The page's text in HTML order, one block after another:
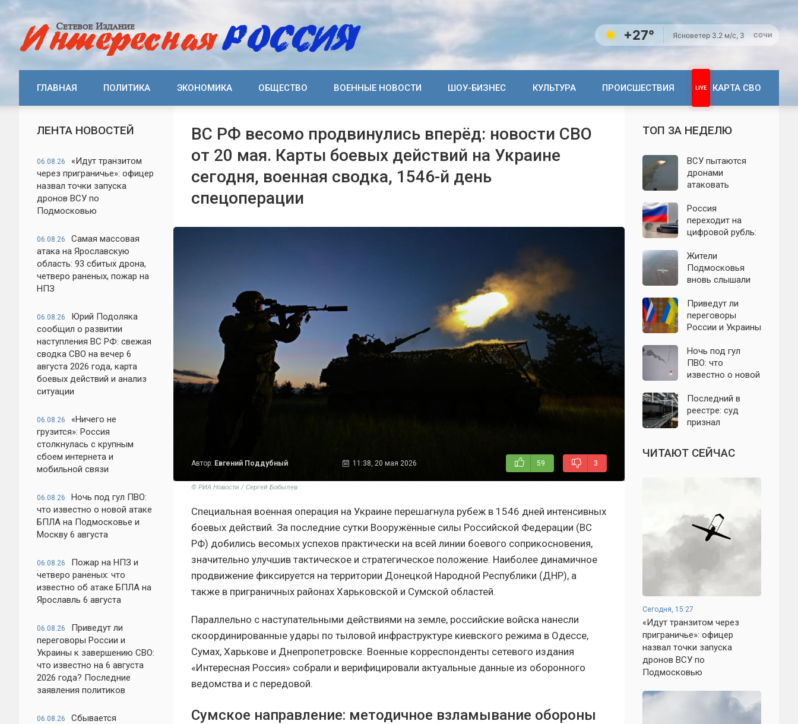
+27° Ясноветер 3.2 м/с, З СОЧИ
ГЛАВНАЯ ПОЛИТИКА ЭКОНОМИКА ОБЩЕСТВО ВОЕННЫЕ НОВОСТИ ШОУ-БИЗНЕС КУЛЬТУРА ПРОИСШЕСТВИЯ КАРТА СВО
ЛЕНТА НОВОСТЕЙ
06.08.26
«Идут транзитом
через приграничье»: офицер
назвал точки запуска
дронов ВСУ по
Подмосковью
06.08.26
Самая массовая
атака на Ярославскую
область: 93 сбитых дрона,
четверо раненых, пожар на
НПЗ
06.08.26
Юрий Подоляка
сообщил о развитии
наступления ВС РФ: свежая
сводка СВО на вечер 6
августа 2026 года, карта
боевых действий и анализ
ситуации
06.08.26
«Ничего не
грузится»: Россия
столкнулась с крупным
сбоем интернета и
мобильной связи
06.08.26
Ночь под гул ПВО:
что известно о новой атаке
БПЛА на Подмосковье и
Москву 6 августа
06.08.26
Пожар на НПЗ и
четверо раненых: что
известно об атаке БПЛА на
Ярославль 6 августа
06.08.26
Приведут ли
переговоры России и
Украины к завершению СВО:
что известно на 6 августа
2026 года? Последние
заявления политиков
06.08.26
Сбывается
ВС РФ весомо продвинулись вперёд: новости СВО
от 20 мая. Карты боевых действий на Украине
сегодня, военная сводка, 1546-й день
спецоперации
Автор: Евгений Поддубный 11:38, 20 мая 2026 59 3
© РИА Новости / Сергей Бобылев
Специальная военная операция на Украине перешагнула рубеж в 1546 дней интенсивных
боевых действий. За последние сутки Вооружённые силы Российской Федерации (ВС
РФ) добились весомых успехов практически на всей линии боевого соприкосновения,
значительно улучшив тактическое и стратегическое положение. Наиболее динамичное
продвижение фиксируется на территории Донецкой Народной Республики (ДНР), а
также в приграничных районах Харьковской и Сумской областей.
Параллельно с наступательными действиями на земле, российские войска нанесли
скоординированные удары по тыловой инфраструктуре киевского режима в Одессе,
Сумах, Харькове и Днепропетровске. Военные корреспонденты сетевого издания
«Интересная Россия» собрали и верифицировали актуальные данные из оборонного
ведомства и с передовой.
Сумское направление: методичное взламывание обороны
ТОП ЗА НЕДЕЛЮ
ВСУ пытаются
дронами
атаковать
Крыма: свежие
подробности
налёта на
06.08.2026
Россия
переходит на
цифровой рубль:
систему сравнили
с моделью СССР
Жители
Подмосковья
вновь слышали
что известно об
отражении
налёта БПЛА в
Приведут ли
переговоры
России и Украины
СВО: что
известно на 6
августа 2026
заявления
политиков
Ночь под гул
ПВО: что
известно о новой
Подмосковье и
Москву 6 августа
Последний в
реестре: суд
признал
единственного
российского
ЧИТАЮТ СЕЙЧАС
Сегодня, 15:27
«Идут транзитом через
приграничье»: офицер
назвал точки запуска
дронов ВСУ по
Подмосковью